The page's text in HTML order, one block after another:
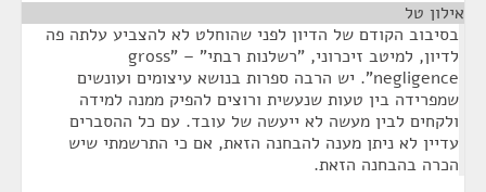
אילון טל
בסיבוב הקודם של הדיון לפני שהוחלט לא להצביע עלתה פה
לדיון, למיטב זיכרוני, "רשלנות רבתי" – "gross
negligence". יש הרבה ספרות בנושא עיצומים ועונשים
שמפרידה בין טעות שנעשית ורוצים להפיק ממנה למידה
ולקחים לבין מעשה לא ייעשה של עובד. עם כל ההסברים
עדיין לא ניתן מענה להבחנה הזאת, אם כי התרשמתי שיש
הכרה בהבחנה הזאת.